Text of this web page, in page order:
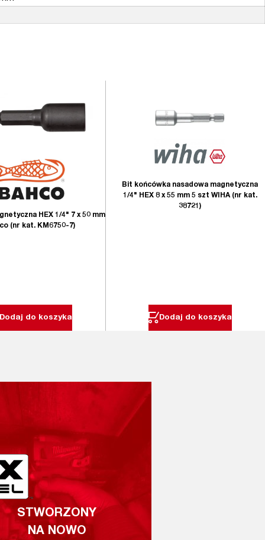
HEX 1/4" 7 x 50 mm
(nr kat. KM6750-7)
Dodaj do koszyka
Bit końcówka nasadowa magnetyczna
1/4" HEX 8 x 55 mm 5 szt WIHA (nr kat.
38721)
Dodaj do koszyka
STWORZONY
NA NOWO